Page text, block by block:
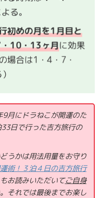
る。
初めの月を1月目と
10・13ヶ月に効果
場合は1・4・7・
月にドラねこが開運のた
日で行った吉方旅行の
うかは用法用量をお守り
術！３泊４日の吉方旅行
もお読みいただいてご自身
。それでは最後までお楽し